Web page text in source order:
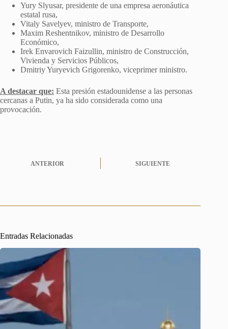
Yury Slyusar, presidente de una empresa aeronáutica
estatal rusa,
Vitaly Savelyev, ministro de Transporte,
Maxim Reshentnikov, ministro de Desarrollo
Económico,
Irek Envarovich Faizullin, ministro de Construcción,
Vivienda y Servicios Públicos,
Dmitriy Yuryevich Grigorenko, viceprimer ministro.
A destacar que: Esta presión estadounidense a las personas
cercanas a Putin, ya ha sido considerada como una
provocación.
ANTERIOR SIGUIENTE
Entradas Relacionadas